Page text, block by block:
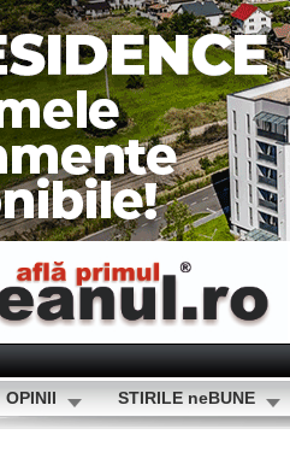
OPINII STIRILE neBUNE